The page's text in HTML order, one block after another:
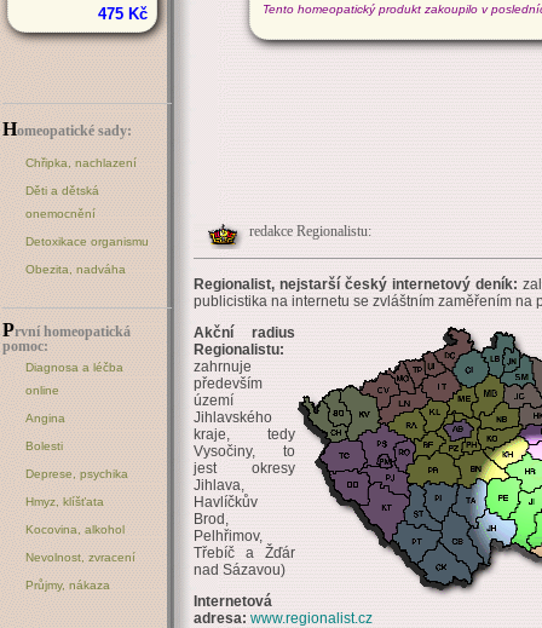
Tento homeopatický produkt zakoupilo v
redakce Regionalistu:
Regionalist, nejstarší český internetový deník:
publicistika na internetu se zvláštním zaměřením na
Akční radius
Regionalistu:
zahrnuje
především
území
Jihlavského
kraje, tedy
Vysočiny, to
jest okresy
Jihlava,
Havlíčkův
Brod,
Pelhřimov,
Třebíč a Žďár
nad Sázavou)
Internetová
adresa: www.regionalist.cz
475 Kč
Homeopatické sady:
Chřipka, nachlazení
Děti a dětská
onemocnění
Detoxikace organismu
Obezita, nadváha
První homeopatická
pomoc:
Diagnosa a léčba
online
Angina
Bolesti
Deprese, psychika
Hmyz, klíšťata
Kocovina, alkohol
Nevolnost, zvracení
Průjmy, nákaza